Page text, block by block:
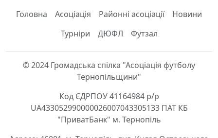
Головна Асоціація Районні асоціації
Новини
Турніри
ДЮФЛ Футзал
© 2024 Громадська спілка "Асоціація футболу
Тернопільщини"
Код ЄДРПОУ 41164984 р/р
UA433052990000026007043305133 ПАТ КБ
"ПриватБанк" м. Тернопіль